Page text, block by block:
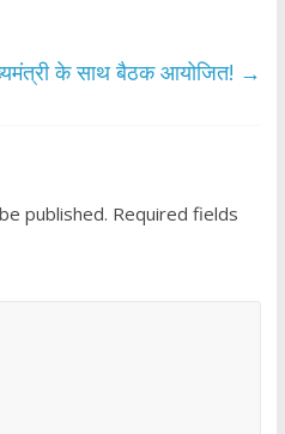
के साथ बैठक आयोजित! →
published. Required fields